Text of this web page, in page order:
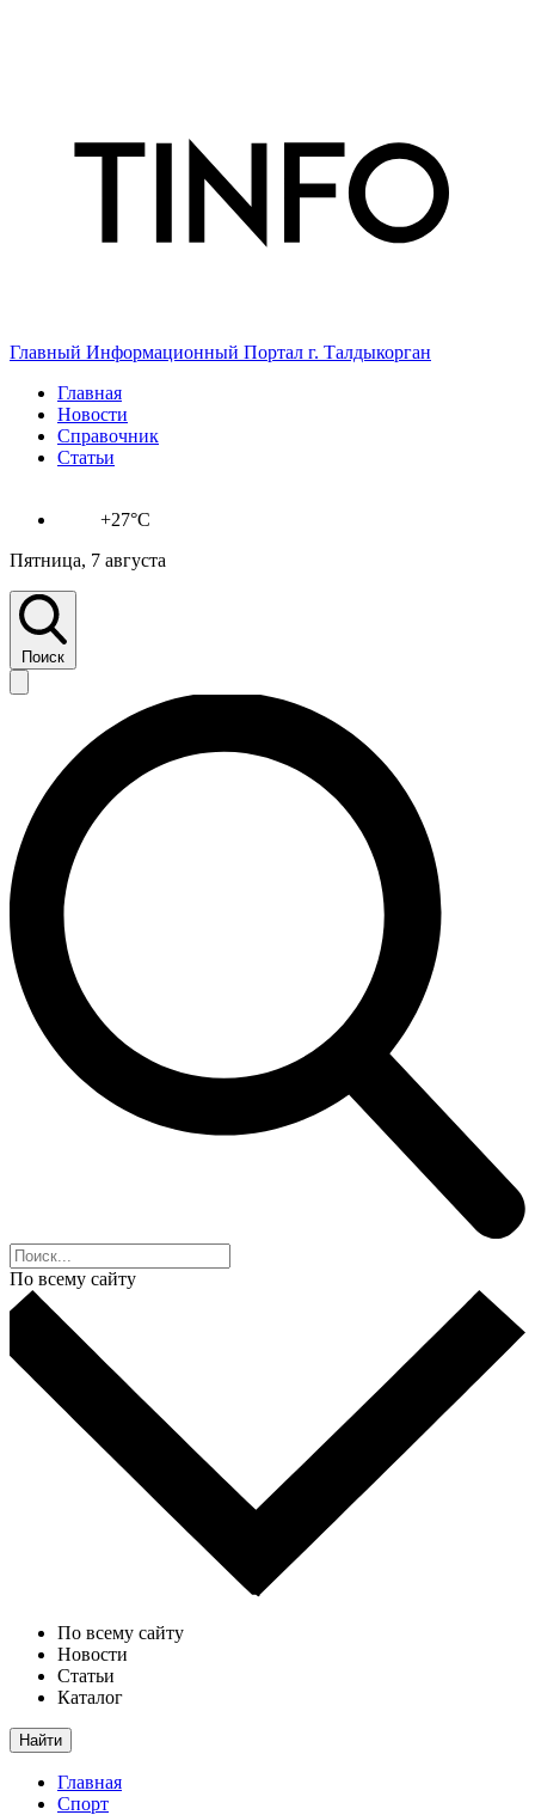
Главный Информационный Портал г. Талдыкорган
Главная
Новости
Справочник
Статьи
+27°C
Пятница, 7 августа
Поиск
По всему сайту
По всему сайту
Новости
Статьи
Каталог
Найти
Главная
Спорт